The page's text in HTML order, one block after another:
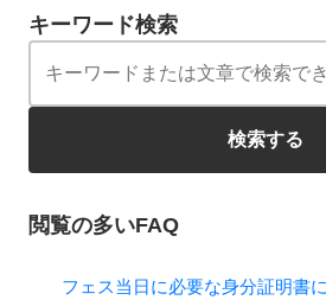
キーワード検索
検索する
閲覧の多いFAQ
フェス当日に必要な身分証明書